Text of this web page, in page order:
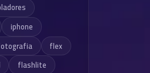
iphone
flex
flashlite